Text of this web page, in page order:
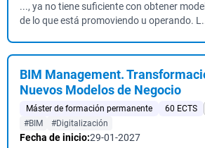
..., ya no tiene suficiente con obtener
de lo que está promoviendo u operando.
BIM Management.
Nuevos Modelos de Negocio
Máster de formación permanente 60 ECTS
#BIM
#Digitalización
Fecha de inicio:29-01-2027